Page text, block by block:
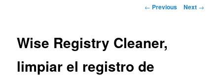
Post
← Previous Next →
Wise Registry Cleaner,
limpiar el registro de